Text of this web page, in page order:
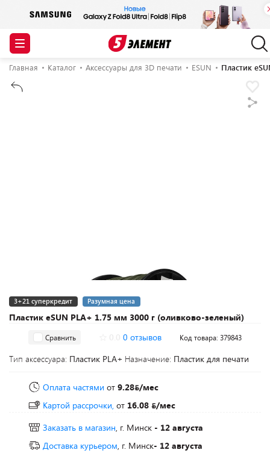
Главная Каталог Аксессуары для 3D печати ESUN Пластик
Пластик eSUN PLA+ 1.75 мм 3000 г (оливково-зеленый)
3+21 суперкредит Разумная цена
Сравнить 0 отзывов Код товара: 379843
Тип аксессуара: Пластик PLA+ Назначение: Пластик для печати
Оплата частями от 9.28 /мес
Картой рассрочки, от 16.08
/мес
Заказать в магазин, г. Минск - 12 августа
Доставка курьером, г. Минск- 12 августа